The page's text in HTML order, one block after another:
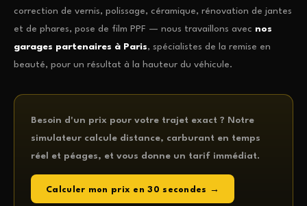
correction de vernis, polissage, céramique, rénovation de jantes
et de phares, pose de film PPF — nous travaillons avec nos
garages partenaires à Paris, spécialistes de la remise en
beauté, pour un résultat à la hauteur du véhicule.
Besoin d'un prix pour votre trajet exact ? Notre
simulateur calcule distance, carburant en temps
réel et péages, et vous donne un tarif immédiat.
Calculer mon prix en 30 secondes →